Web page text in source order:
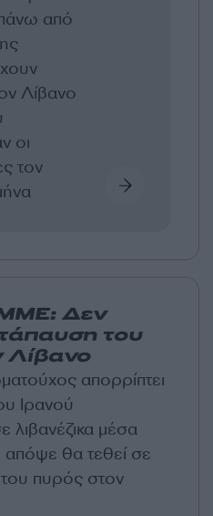
από
Λίβανο
οι
τον
ΜΜΕ: Δεν
του
Λίβανο
απορρίπτει
Ιρανού
λιβανέζικα μέσα
θα τεθεί σε
πυρός στον